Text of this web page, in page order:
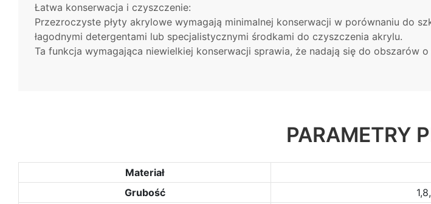
Łatwa konserwacja i czyszczenie:
Przezroczyste płyty akrylowe wymagają minimalnej konserwacji w porównaniu do
łagodnymi detergentami lub specjalistycznymi środkami do czyszczenia akrylu.
Ta funkcja wymagająca niewielkiej konserwacji sprawia, że ​​nadają się do
PARAMETRY
Materiał
Grubość